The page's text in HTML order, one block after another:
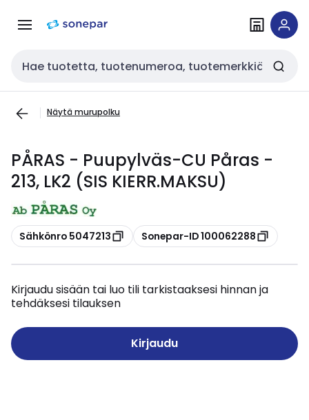
navigointiinsisältöön
Haku
Näytä murupolku
PÅRAS - Puupylväs-CU Påras -
213, LK2 (SIS KIERR.MAKSU)
Kopioi
Sähkönro 5047213 Kopioi
Sonepar-ID 100062288
Kirjaudu sisään tai luo tili tarkistaaksesi hinnan ja
tehdäksesi tilauksen
Kirjaudu